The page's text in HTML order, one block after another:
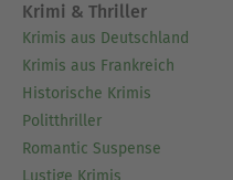
Krimi & Thriller
Krimis aus Deutschland
Krimis aus Frankreich
Historische Krimis
Politthriller
Romantic Suspense